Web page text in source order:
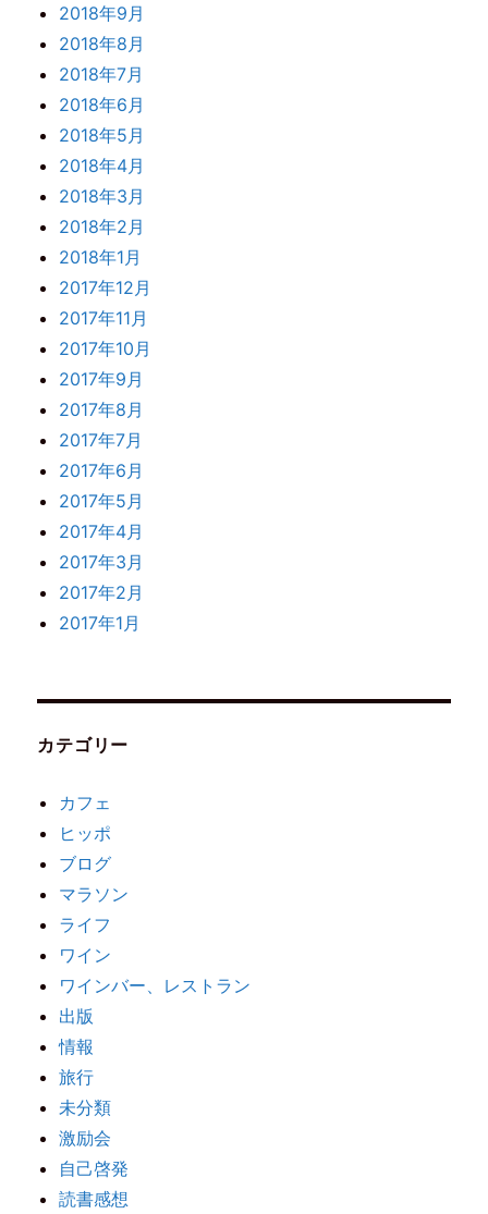
2018年9月
2018年8月
2018年7月
2018年6月
2018年5月
2018年4月
2018年3月
2018年2月
2018年1月
2017年12月
2017年11月
2017年10月
2017年9月
2017年8月
2017年7月
2017年6月
2017年5月
2017年4月
2017年3月
2017年2月
2017年1月
カテゴリー
カフェ
ヒッポ
ブログ
マラソン
ライフ
ワイン
ワインバー、レストラン
出版
情報
旅行
未分類
激励会
自己啓発
読書感想